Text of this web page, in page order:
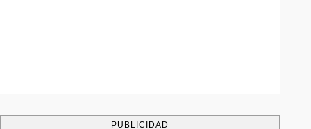
PUBLICIDAD